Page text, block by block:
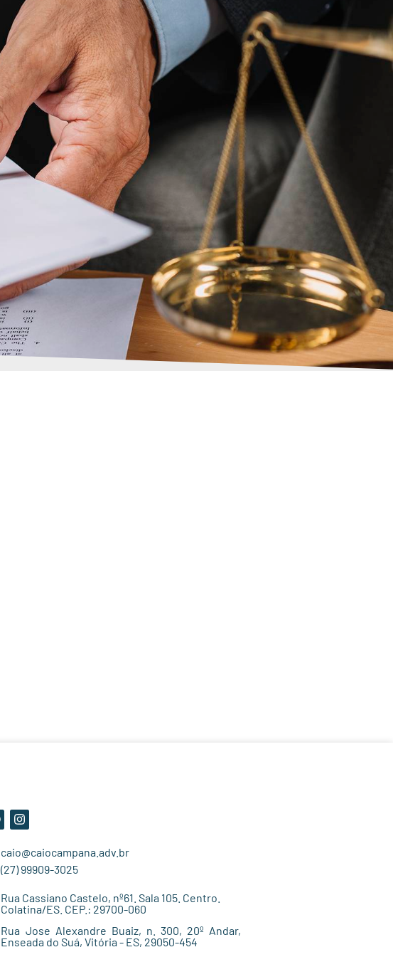
caio@caiocampana.adv.br
(27) 99909-3025
Rua Cassiano Castelo, nº61. Sala 105. Centro.
Colatina/ES. CEP.: 29700-060
Rua Jose Alexandre Buaiz, n. 300, 20º Andar,
Enseada do Suá, Vitória - ES, 29050-454